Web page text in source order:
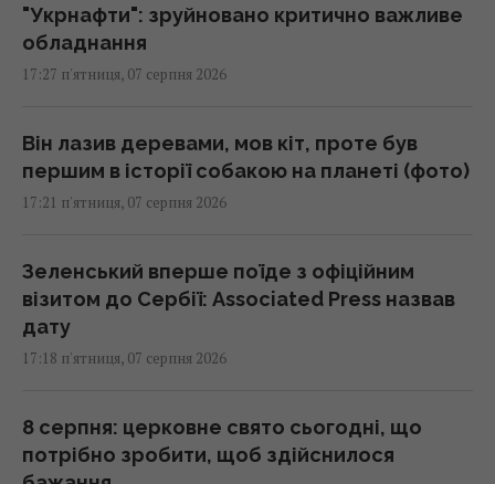
"Укрнафти": зруйновано критично важливе
обладнання
17:27 п'ятниця, 07 серпня 2026
Він лазив деревами, мов кіт, проте був
першим в історії собакою на планеті (фото)
17:21 п'ятниця, 07 серпня 2026
Зеленський вперше поїде з офіційним
візитом до Сербії: Associated Press назвав
дату
17:18 п'ятниця, 07 серпня 2026
8 серпня: церковне свято сьогодні, що
потрібно зробити, щоб здійснилося